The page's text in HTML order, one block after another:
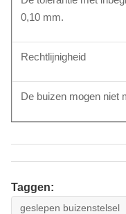
0,10 mm.
Rechtlijnigheid
De buizen mogen niet
Taggen:
geslepen buizenstelsel